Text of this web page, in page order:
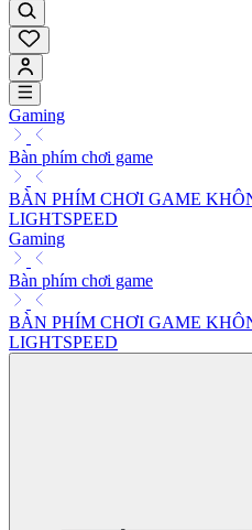
Gaming
Bàn phím chơi game
BÀN PHÍM CHƠI GAME
LIGHTSPEED
Gaming
Bàn phím chơi game
BÀN PHÍM CHƠI GAME
LIGHTSPEED